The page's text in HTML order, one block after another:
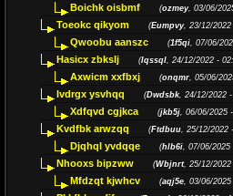
Boichk oisbmf (ozmey, 03/06/
Toeokc qikyom (Eumpvy, 23/12/2022
Qwoobu aanszc (1f5qi, 07/06/
Hasicx zbkslj (Iqssql, 24/12/2022 -
Axwicm xxfbxj (onqmr, 05/06/
Ivdrgx ysvhqq (Dwdsbk, 24/12/2022
Xdfqvd cgjkca (jkb5j, 06/06/2025
Kvdfbk arwzqq (Ftdbuu, 25/12/2022
Djqhql yvdqqe (hlb6i, 07/06/2025
Nhooxs bipzww (Wbjnrt, 25/12/2022
Mfdzqt kjwhcv (aqj5e, 03/06/2025